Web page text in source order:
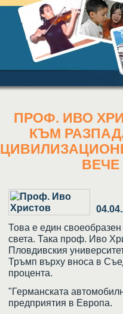
ПРОФ. ИВО
КЪМ
ВЕЧЕ
Това е един
света. Така проф. Иво
Пловдивския
Тръмп върху вноса в
процента.
"Германската
предприятия в Европа.